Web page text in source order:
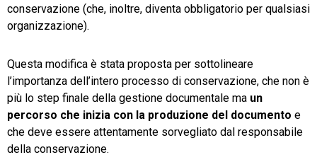
conservazione (che, inoltre, diventa obbligatorio per qualsiasi
organizzazione).
Questa modifica è stata proposta per sottolineare
l’importanza dell’intero processo di conservazione, che non è
più lo step finale della gestione documentale ma un
percorso che inizia con la produzione del documento e
che deve essere attentamente sorvegliato dal responsabile
della conservazione.